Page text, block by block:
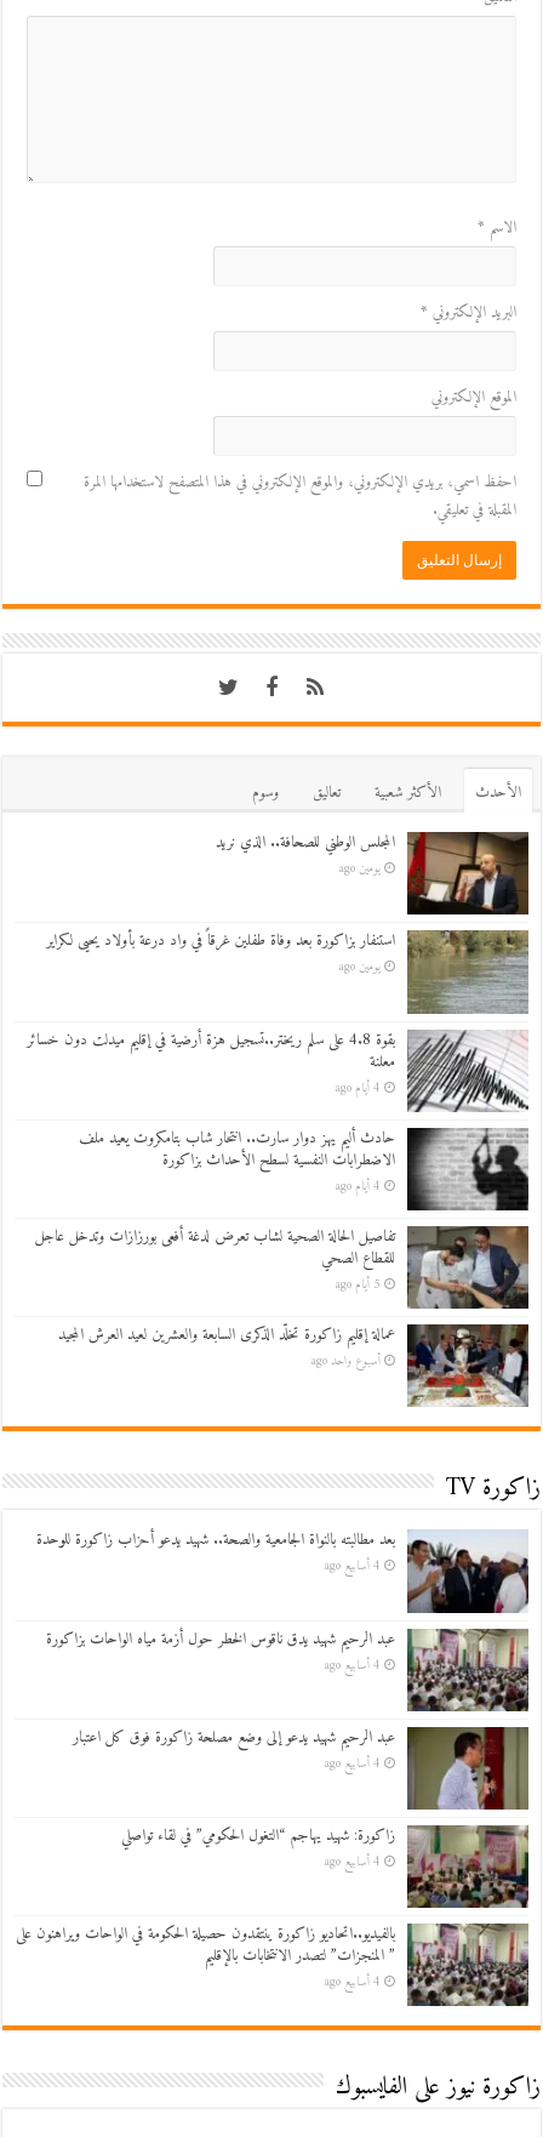
الاسم *
البريد الإلكتروني *
الموقع الإلكتروني
احفظ اسمي، بريدي الإلكتروني، والموقع الإلكتروني في هذا المتصفح لاستخدامها المرة
المقبلة في تعليقي.
اﻷحدث اﻷكثر شعبية تعاليق
وسوم
المجلس الوطني للصحافة.. الذي نريد
يومين ago
استنفار بزاكورة بعد وفاة طفلين غرقاً في واد درعة بأولاد يحيى لكراير
يومين ago
بقوة 4.8 على سلم ريختر..تسجيل هزة أرضية في إقليم ميدلت دون خسائر
معلنة
4 أيام ago
حادث أليم يهز دوار سارت.. انتحار شاب بتامكروت يعيد ملف
الاضطرابات النفسية لسطح الأحداث بزاكورة
4 أيام ago
تفاصيل الحالة الصحية لشاب تعرض لدغة أفعى بورزازات وتدخل عاجل
للقطاع الصحي
5 أيام ago
عمالة إقليم زاكورة تخلّد الذكرى السابعة والعشرين لعيد العرش المجيد
أسبوع واحد ago
زاكورة TV
بعد مطالبته بالنواة الجامعية والصحة.. شهيد يدعو أحزاب زاكورة للوحدة
4 أسابيع ago
عبد الرحيم شهيد يدق ناقوس الخطر حول أزمة مياه الواحات بزاكورة
4 أسابيع ago
عبد الرحيم شهيد يدعو إلى وضع مصلحة زاكورة فوق كل اعتبار
4 أسابيع ago
زاكورة: شهيد يهاجم “التغول الحكومي” في لقاء تواصلي
4 أسابيع ago
بالفيديو..اتحاديو زاكورة ينتقدون حصيلة الحكومة في الواحات ويراهنون على
” المنجزات” لتصدر الانتخابات بالإقليم
4 أسابيع ago
زاكورة نيوز على الفايسبوك